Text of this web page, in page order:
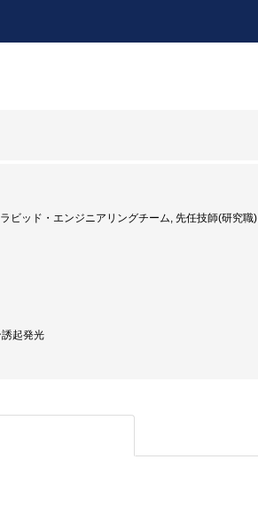
ビッド・エンジニアリングチーム, 先任技師(研究職)
起発光